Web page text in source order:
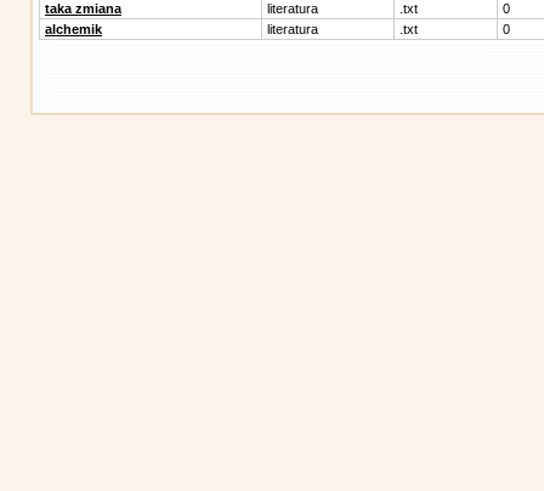
taka zmiana
literatura .txt
0
alchemik
literatura .txt 0